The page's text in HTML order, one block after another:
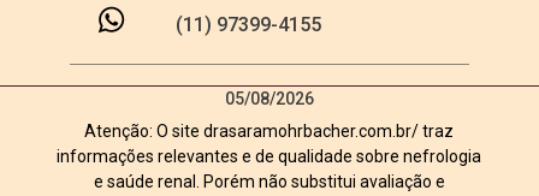
(11) 97399-4155
05/08/2026
Atenção: O site drasaramohrbacher.com.br/ traz
informações relevantes e de qualidade sobre nefrologia
e saúde renal. Porém não substitui avaliação e